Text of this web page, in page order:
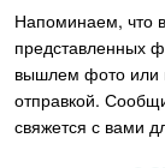
Напоминаем, что
представленных
вышлем фото или
отправкой.
свяжется с вами